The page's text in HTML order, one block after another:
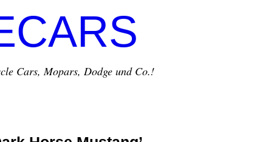
Cars, Mopars, Dodge und Co.!